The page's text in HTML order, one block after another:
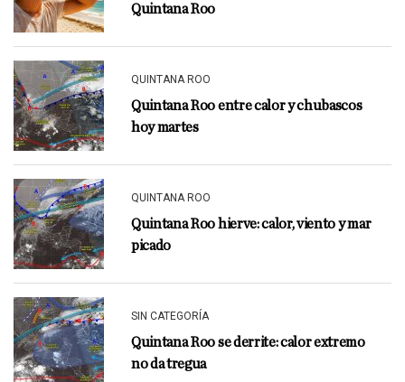
Quintana Roo
QUINTANA ROO
Quintana Roo entre calor y chubascos
hoy martes
QUINTANA ROO
Quintana Roo hierve: calor, viento y mar
picado
SIN CATEGORÍA
Quintana Roo se derrite: calor extremo
no da tregua